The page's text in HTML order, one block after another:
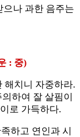
으나 과한 음주는
: 중)
해치니 자중하라.
하여 잘 살핌이
로 가득하다.
하고 연인과 시